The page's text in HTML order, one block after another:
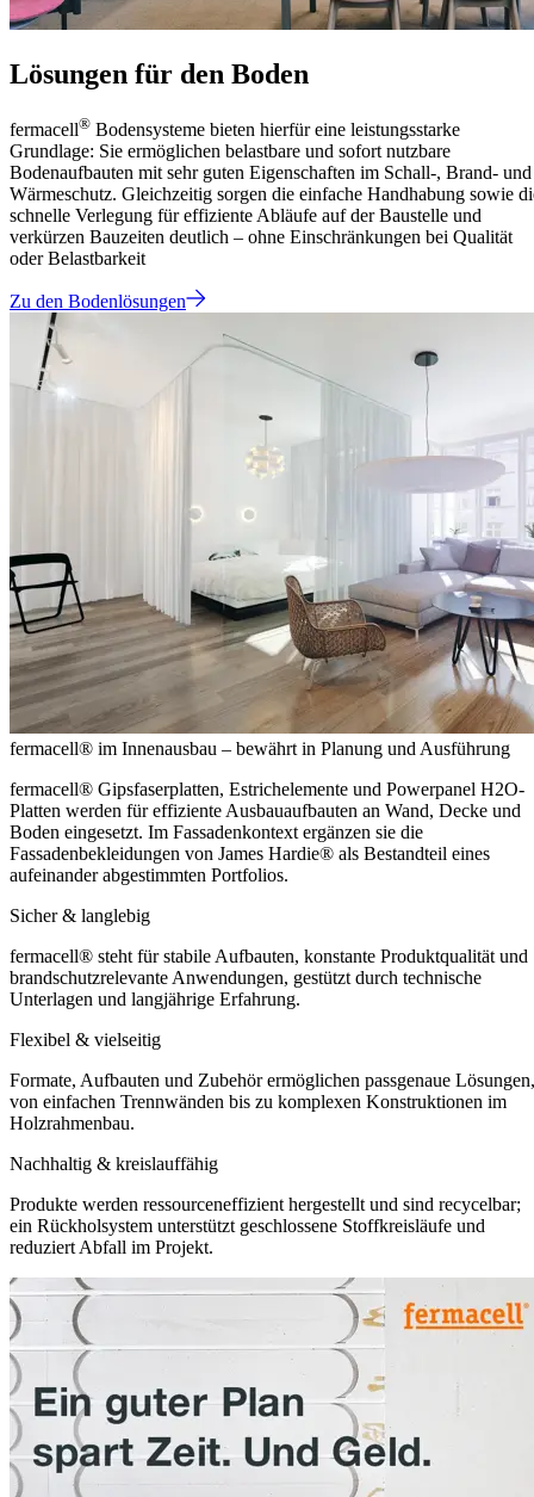
Lösungen für den Boden
fermacell® Bodensysteme bieten hierfür eine leistungsstarke
Grundlage: Sie ermöglichen belastbare und sofort nutzbare
Bodenaufbauten mit sehr guten Eigenschaften im Schall-, Brand- und
Wärmeschutz. Gleichzeitig sorgen die einfache Handhabung sowie
schnelle Verlegung für effiziente Abläufe auf der Baustelle und
verkürzen Bauzeiten deutlich – ohne Einschränkungen bei Qualität
oder Belastbarkeit
Zu den Bodenlösungen
fermacell® im Innenausbau – bewährt in Planung und Ausführung
fermacell® Gipsfaserplatten, Estrichelemente und Powerpanel H2O-
Platten werden für effiziente Ausbauaufbauten an Wand, Decke und
Boden eingesetzt. Im Fassadenkontext ergänzen sie die
Fassadenbekleidungen von James Hardie® als Bestandteil eines
aufeinander abgestimmten Portfolios.
Sicher & langlebig
fermacell® steht für stabile Aufbauten, konstante Produktqualität und
brandschutzrelevante Anwendungen, gestützt durch technische
Unterlagen und langjährige Erfahrung.
Flexibel & vielseitig
Formate, Aufbauten und Zubehör ermöglichen passgenaue Lösungen,
von einfachen Trennwänden bis zu komplexen Konstruktionen im
Holzrahmenbau.
Nachhaltig & kreislauffähig
Produkte werden ressourceneffizient hergestellt und sind recycelbar;
ein Rückholsystem unterstützt geschlossene Stoffkreisläufe und
reduziert Abfall im Projekt.